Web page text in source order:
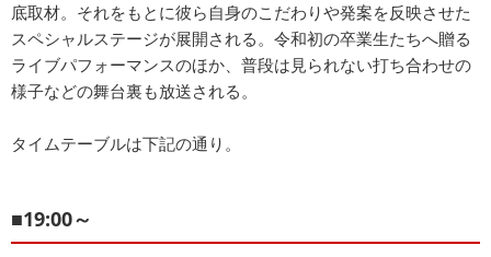
底取材。それをもとに彼ら自身のこだわりや発案を反映させた
スペシャルステージが展開される。令和初の卒業生たちへ贈る
ライブパフォーマンスのほか、普段は見られない打ち合わせの
様子などの舞台裏も放送される。
タイムテーブルは下記の通り。
■19:00～